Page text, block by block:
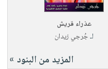
عذراء قريش
لـجُرجي زيدان
المزيد من البنود »